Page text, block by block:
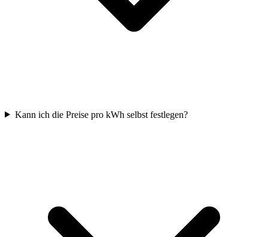
Kann ich die Preise pro kWh selbst festlegen?